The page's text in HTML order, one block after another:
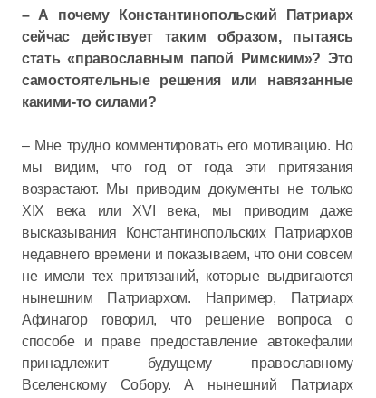
– А почему Константинопольский Патриарх
сейчас действует таким образом, пытаясь
стать «православным папой Римским»? Это
самостоятельные решения или навязанные
какими-то силами?
– Мне трудно комментировать его мотивацию. Но
мы видим, что год от года эти притязания
возрастают. Мы приводим документы не только
XIX века или XVI века, мы приводим даже
высказывания Константинопольских Патриархов
недавнего времени и показываем, что они совсем
не имели тех притязаний, которые выдвигаются
нынешним Патриархом. Например, Патриарх
Афинагор говорил, что решение вопроса о
способе и праве предоставление автокефалии
принадлежит будущему православному
Вселенскому Собору. А нынешний Патриарх